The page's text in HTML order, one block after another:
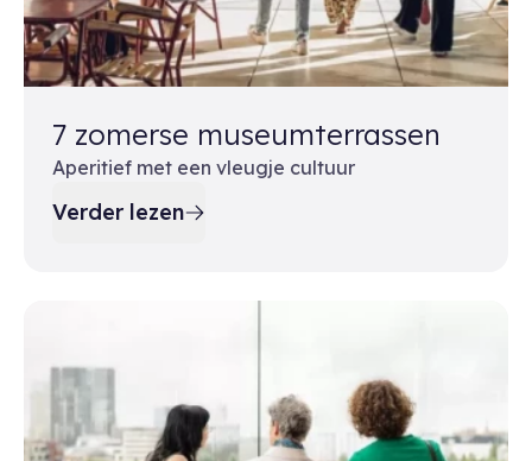
7 zomerse museumterrassen
Aperitief met een vleugje cultuur
Verder lezen